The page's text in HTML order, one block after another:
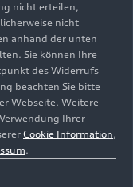
l/100 km*:
g/km*:
580 Nm
Rennsport,
Ventiltrieb
nicht erteilen,
nicht
anhand der unten
Sie können Ihre
des Widerrufs
beachten Sie bitte
Webseite. Weitere
Ihrer
Cookie Information,
.